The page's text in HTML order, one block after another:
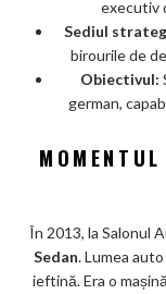
executiv
Sediul
birourile de
Obiectivul:
german,
În 2013, la Salonul
Sedan. Lumea
ieftină. Era o